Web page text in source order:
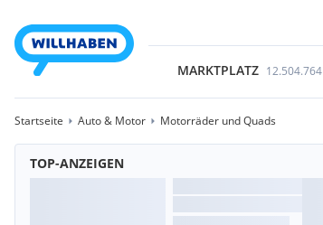
MARKTPLATZ 12.504.764
Startseite Auto & Motor Motorräder und Quads
TOP-ANZEIGEN